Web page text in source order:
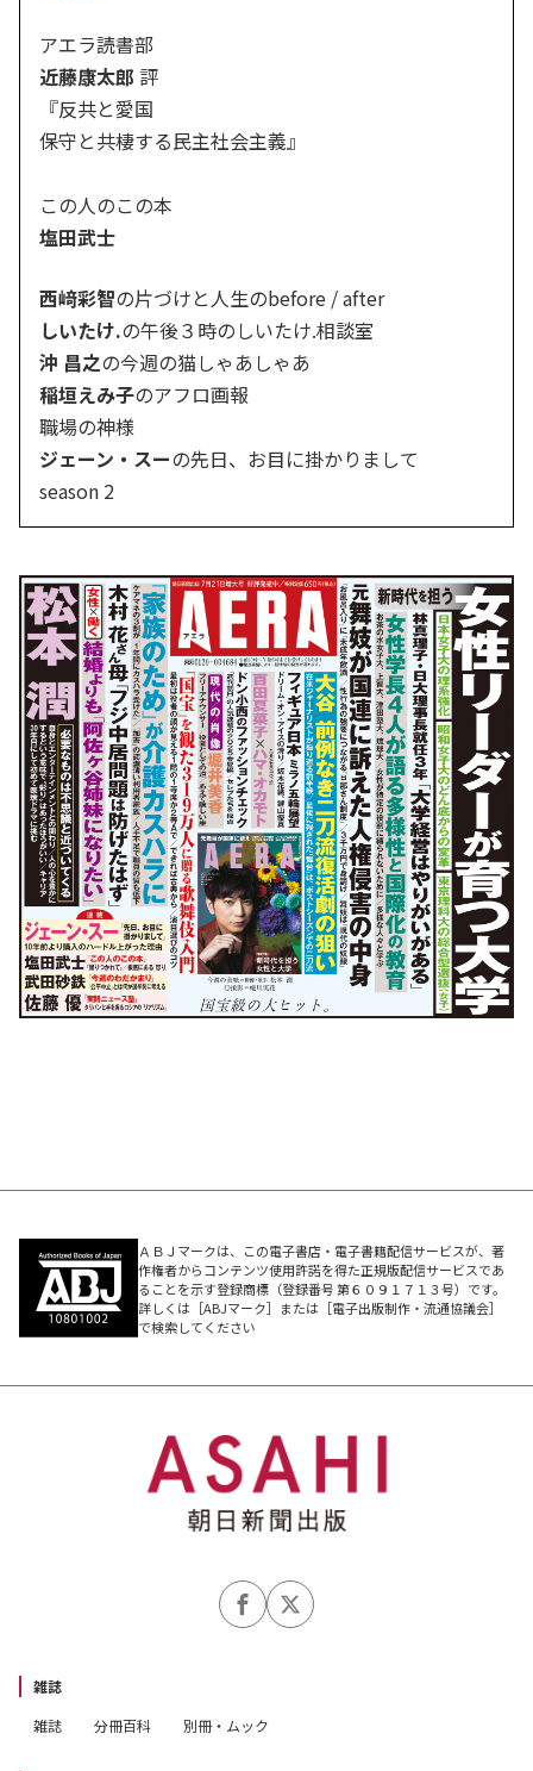
アエラ読書部
近藤康太郎 評
『反共と愛国
保守と共棲する民主社会主義』
この人のこの本
塩田武士
西﨑彩智の片づけと人生のbefore / after
しいたけ.の午後３時のしいたけ.相談室
沖 昌之の今週の猫しゃあしゃあ
稲垣えみ子のアフロ画報
職場の神様
ジェーン・スーの先日、お目に掛かりまして
season 2
ＡＢＪマークは、この電子書店・電子書籍配信サービスが、著
作権者からコンテンツ使用許諾を得た正規版配信サービスであ
ることを示す登録商標（登録番号 第６０９１７１３号）です。
詳しくは［ABJマーク］または［電子出版制作・流通協議会］
で検索してください
雑誌
雑誌
分冊百科 別冊・ムック